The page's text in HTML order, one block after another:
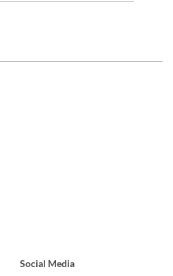
Social Media